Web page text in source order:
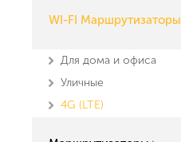
WI-FI Маршрутизаторы
Для дома и офиса
Уличные
4G (LTE)